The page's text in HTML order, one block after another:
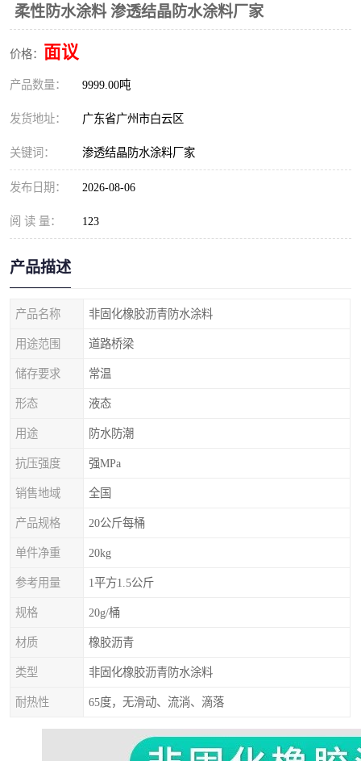
柔性防水涂料 渗透结晶防水涂料厂家
价格： 面议
产品数量： 9999.00吨
发货地址： 广东省广州市白云区
关键词： 渗透结晶防水涂料厂家
发布日期： 2026-08-06
阅 读 量： 123
产品描述
产品名称 非固化橡胶沥青防水涂料
用途范围 道路桥梁
储存要求 常温
形态 液态
用途 防水防潮
抗压强度 强MPa
销售地域 全国
产品规格 20公斤每桶
单件净重 20kg
参考用量 1平方1.5公斤
规格 20g/桶
材质 橡胶沥青
类型 非固化橡胶沥青防水涂料
耐热性 65度，无滑动、流淌、滴落